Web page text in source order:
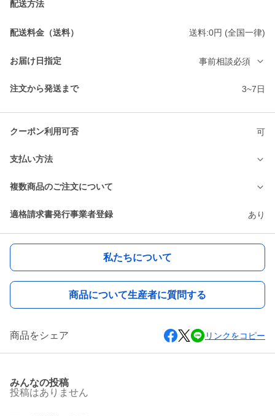
配送方法
配送料金（送料） 送料:0円 (全国一律)
お届け日指定 事前相談必須
注文から発送まで 3~7日
クーポン利用可否 可
支払い方法
複数商品のご注文について
適格請求書発行事業者登録 あり
私たちについて
商品について生産者に質問する
商品をシェア リンクをコピー
みんなの投稿
投稿はありません